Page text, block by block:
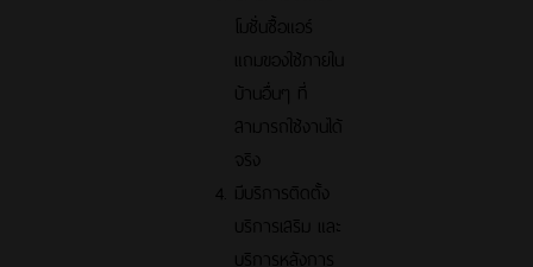
โมชั่นซื้อแอร์
แถมของใช้ภายใน
บ้านอื่นๆ ที่
สามารถใช้งานได้
จริง
มีบริการติดตั้ง
บริการเสริม และ
บริการหลังการ